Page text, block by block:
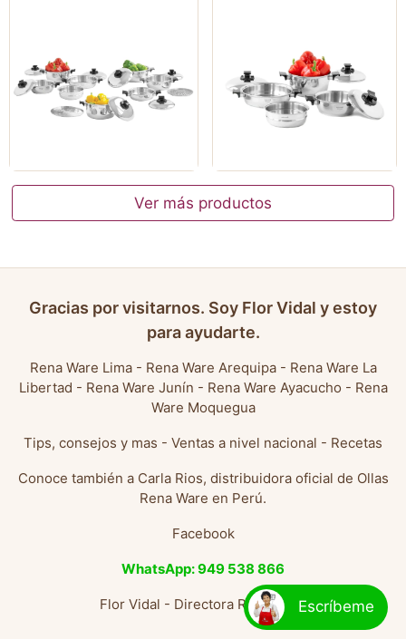
Ver más productos
Gracias por visitarnos. Soy Flor Vidal y estoy
para ayudarte.
Rena Ware Lima- Rena Ware Arequipa- Rena Ware La
Libertad - Rena Ware Junín - Rena Ware Ayacucho - Rena
Ware Moquegua
Tips, consejos y mas - Ventas a nivel nacional - Recetas
Conoce también a Carla Rios, distribuidora oficial de Ollas
Rena Ware en Perú.
Facebook
WhatsApp: 949 538 866
Flor Vidal - Directora Rena WareEscríbeme